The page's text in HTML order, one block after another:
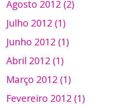
Agosto 2012 (2)
Julho 2012 (1)
Junho 2012 (1)
Abril 2012 (1)
Março 2012 (1)
Fevereiro 2012 (1)